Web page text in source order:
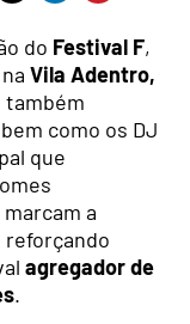
do Festival F,
naVila Adentro,
também
como os DJ
que
a
reforçando
agregador de
.